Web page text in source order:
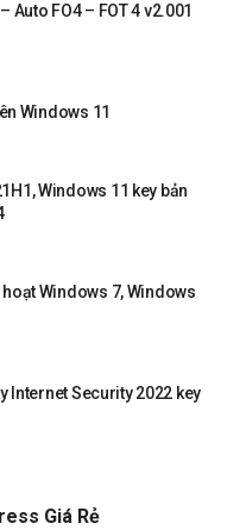
Auto FO4 – FOT 4 v2.001
Windows 11
Windows 11 key bản
Windows 7, Windows
Internet Security 2022 key
Giá Rẻ